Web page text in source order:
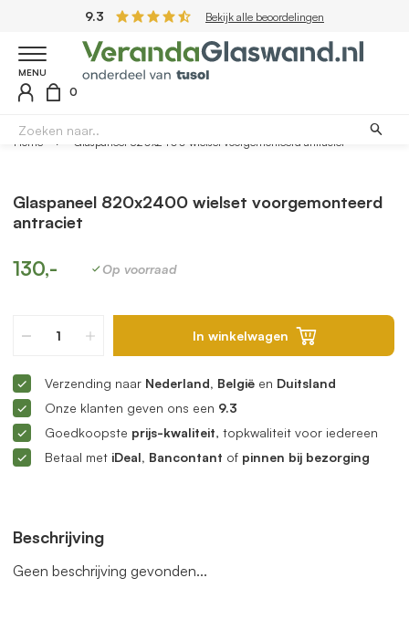
9.3 Bekijk alle beoordelingen
MENU
0
Home Glaspaneel 820x2400 wielset voorgemonteerd antraciet
Beschrijving
Geen beschrijving gevonden...
Glaspaneel 820x2400 wielset voorgemonteerd
antraciet
130,- Op voorraad
In winkelwagen
Verzending naar Nederland, België en Duitsland
Onze klanten geven ons een 9.3
Goedkoopste prijs-kwaliteit, topkwaliteit voor iedereen
Betaal met iDeal, Bancontant of pinnen bij bezorging